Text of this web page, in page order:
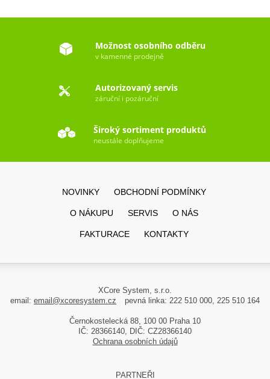
Možnost osobního odběru
v kamenné prodejně
Autorizovaný servis
záruční i pozáruční
Široký sortiment produktů
neustále doplňujeme
NOVINKY OBCHODNÍ PODMÍNKY
O NÁKUPU SERVIS O NÁS
FAKTURACE KONTAKTY
XCore System, s.r.o.
email: email@xcoresystem.cz pevná linka: 222 510 000, 225 510 164
Černokostelecká 88, 100 00 Praha 10
IČ: 28366140, DIČ: CZ28366140
Ochrana osobních údajů
PARTNEŘI